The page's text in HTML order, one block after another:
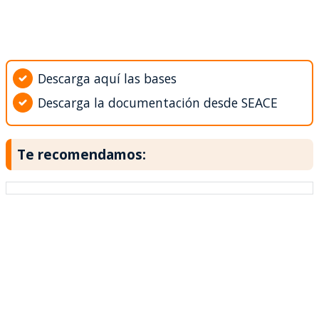
Descarga aquí las bases
Descarga la documentación desde SEACE
Te recomendamos: